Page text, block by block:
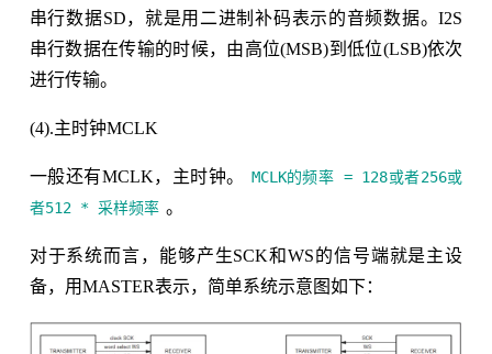
串行数据SD，就是用二进制补码表示的音频数据。I2S
串行数据在传输的时候，由高位(MSB)到低位(LSB)依次
进行传输。
(4).主时钟MCLK
一般还有MCLK，主时钟。
MCLK的频率 = 128或者256或
者512 * 采样频率 。
对于系统而言，能够产生SCK和WS的信号端就是主设
备，用MASTER表示，简单系统示意图如下：